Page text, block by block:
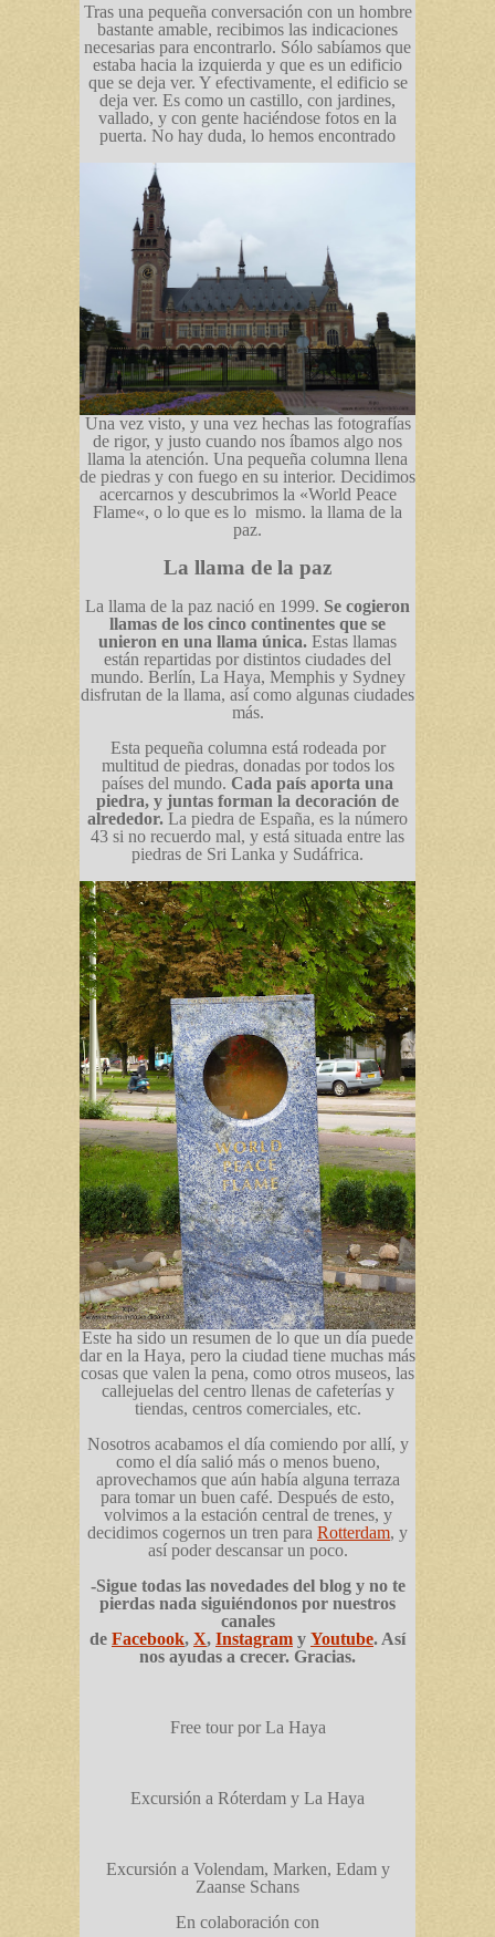
Tras una pequeña conversación con un hombre
bastante amable, recibimos las indicaciones
necesarias para encontrarlo. Sólo sabíamos que
estaba hacia la izquierda y que es un edificio
que se deja ver. Y efectivamente, el edificio se
deja ver. Es como un castillo, con jardines,
vallado, y con gente haciéndose fotos en la
puerta. No hay duda, lo hemos encontrado
Una vez visto, y una vez hechas las fotografías
de rigor, y justo cuando nos íbamos algo nos
llama la atención. Una pequeña columna llena
de piedras y con fuego en su interior. Decidimos
acercarnos y descubrimos la «World Peace
Flame«, o lo que es lo mismo. la llama de la
paz.
La llama de la paz
La llama de la paz nació en 1999. Se cogieron
llamas de los cinco continentes que se
unieron en una llama única. Estas llamas
están repartidas por distintos ciudades del
mundo. Berlín, La Haya, Memphis y Sydney
disfrutan de la llama, así como algunas ciudades
más.
Esta pequeña columna está rodeada por
multitud de piedras, donadas por todos los
países del mundo. Cada país aporta una
piedra, y juntas forman la decoración de
alrededor. La piedra de España, es la número
43 si no recuerdo mal, y está situada entre las
piedras de Sri Lanka y Sudáfrica.
Este ha sido un resumen de lo que un día puede
dar en la Haya, pero la ciudad tiene muchas más
cosas que valen la pena, como otros museos, las
callejuelas del centro llenas de cafeterías y
tiendas, centros comerciales, etc.
Nosotros acabamos el día comiendo por allí, y
como el día salió más o menos bueno,
aprovechamos que aún había alguna terraza
para tomar un buen café. Después de esto,
volvimos a la estación central de trenes, y
decidimos cogernos un tren para Rotterdam, y
así poder descansar un poco.
-Sigue todas las novedades del blog y no te
pierdas nada siguiéndonos por nuestros
canales
de Facebook, X, Instagram y Youtube. Así
nos ayudas a crecer. Gracias.
Free tour por La Haya
Excursión a Róterdam y La Haya
Excursión a Volendam, Marken, Edam y
Zaanse Schans
En colaboración con